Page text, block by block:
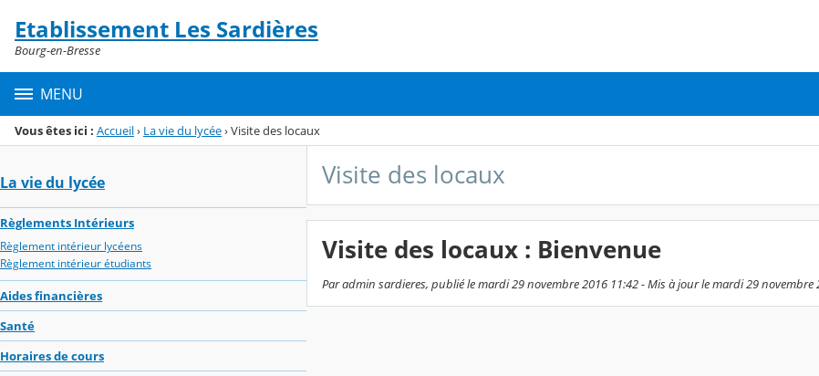
Menu de la rubrique
Contenu
Etablissement Les Sardières
Bourg-en-Bresse
MENU
Vous êtes ici : Accueil› La vie du lycée›Visite des locaux
La vie du lycée
Règlements Intérieurs
Règlement intérieur lycéens
Règlement intérieur étudiants
Aides financières
Santé
Horaires de cours
Visite des locaux
Visite des locaux : Bienvenue
Par admin sardieres, publié le mardi 29 novembre 2016 11:42 - Mis à jour le mardi 29 novembre